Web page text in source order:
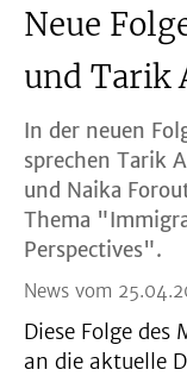
Neue
und Tarik
In der neuen
sprechen Tarik
und Naika
Thema
Perspectives".
News vom
Diese Folge
an die aktuelle